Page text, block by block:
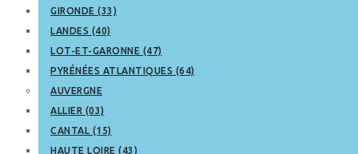
GIRONDE (33)
LANDES (40)
LOT-ET-GARONNE (47)
PYRÉNÉES ATLANTIQUES (64)
AUVERGNE
ALLIER (03)
CANTAL (15)
HAUTE LOIRE (43)